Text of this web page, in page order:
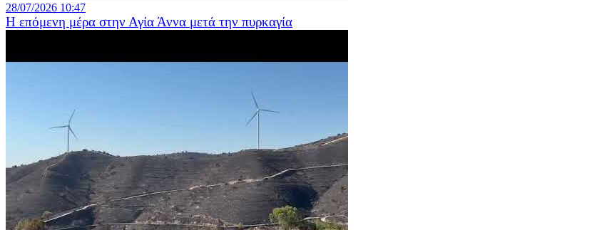
28/07/2026 10:47
Η επόμενη μέρα στην Αγία Άννα μετά την πυρκαγία